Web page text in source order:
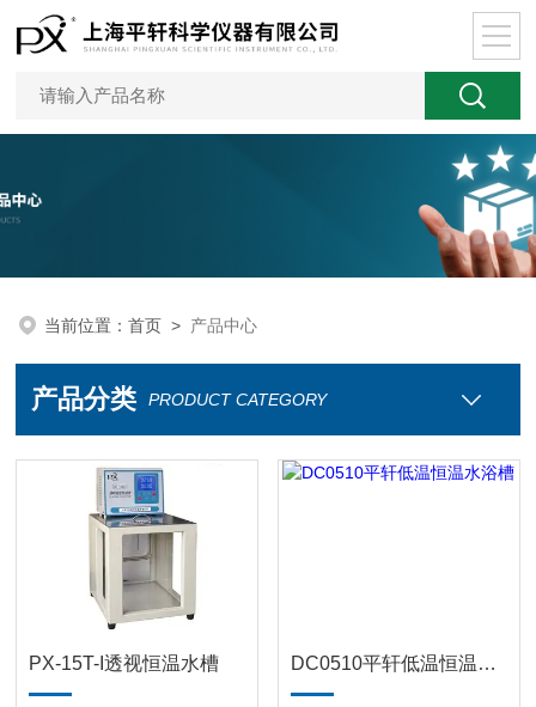
当前位置：首页 > 产品中心
产品分类 PRODUCT CATEGORY
PX-15T-I透视恒温水槽 DC0510平轩低温恒温水浴槽